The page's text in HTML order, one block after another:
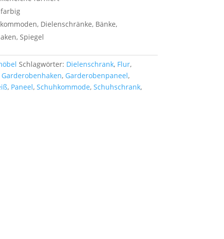
Dielenschränke, Bänke,
Spiegel
Schlagwörter: Dielenschrank, Flur,
Garderobenhaken, Garderobenpaneel,
, Paneel, Schuhkommode, Schuhschrank,